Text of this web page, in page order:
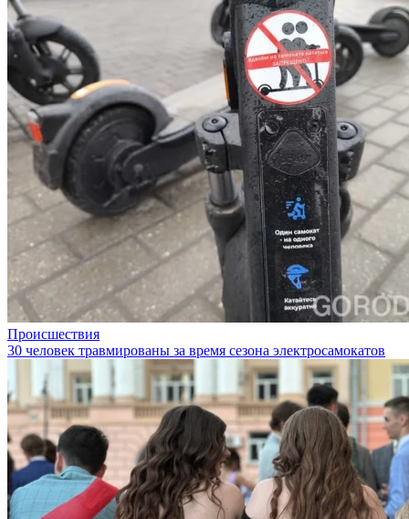
Происшествия
30 человек травмированы за время сезона электросамокатов